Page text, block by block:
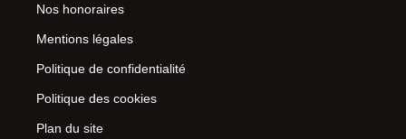
Nos honoraires
Mentions légales
Politique de confidentialité
Politique des cookies
Plan du site